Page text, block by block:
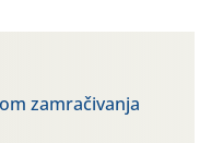
zamračivanja